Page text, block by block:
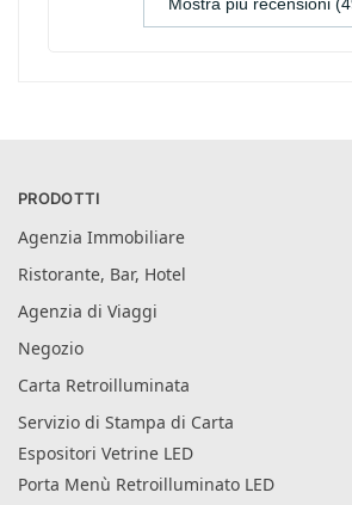
PRODOTTI
Agenzia Immobiliare
Ristorante, Bar, Hotel
Agenzia di Viaggi
Negozio
Carta Retroilluminata
Servizio di Stampa di Carta
Espositori Vetrine LED
Porta Menù Retroilluminato LED